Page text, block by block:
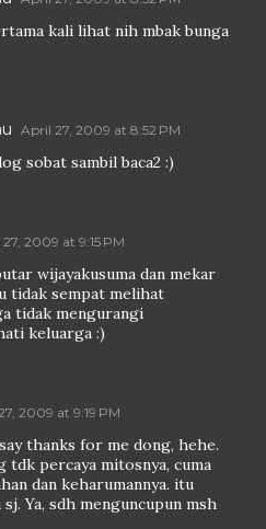
kali lihat nih mbak bunga
April 27, 2009 at 8:52 PM
sobat sambil baca2 :)
2009 at 9:15 PM
wijayakusuma dan mekar
tidak sempat melihat
tidak mengurangi
keluarga :)
2009 at 9:19 PM
thanks for me dong, hehe.
tdk percaya mitosnya, cuma
dan keharumannya. itu
Ya, sdh menguncupun msh